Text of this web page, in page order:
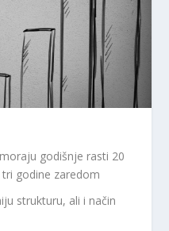
godišnje rasti 20
godine zaredom
strukturu, ali i način